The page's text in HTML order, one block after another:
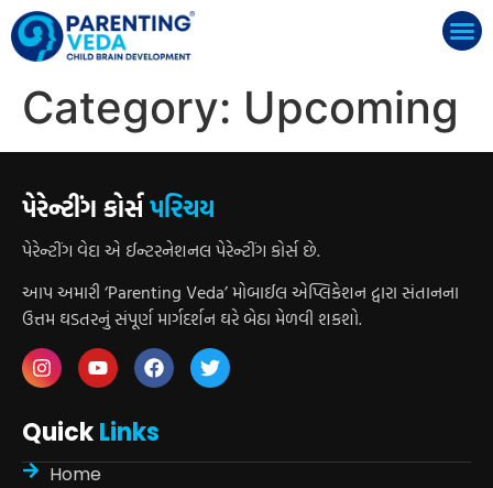
Category: Upcoming
પેરેન્ટીંગ કોર્સપરિચય
પેરેન્ટીંગ વેદા એ ઈન્ટરનેશનલ પેરેન્ટીંગ કોર્સ છે.
આપ અમારી ‘Parenting Veda’ મોબાઈલ એપ્લિકેશન દ્વારા સંતાનના
ઉત્તમ ઘડતરનું સંપૂર્ણ માર્ગદર્શન ઘરે બેઠા મેળવી શકશો.
QuickLinks
Home